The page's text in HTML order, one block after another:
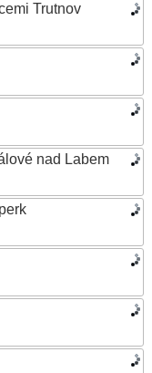
Trutnov
nad Labem